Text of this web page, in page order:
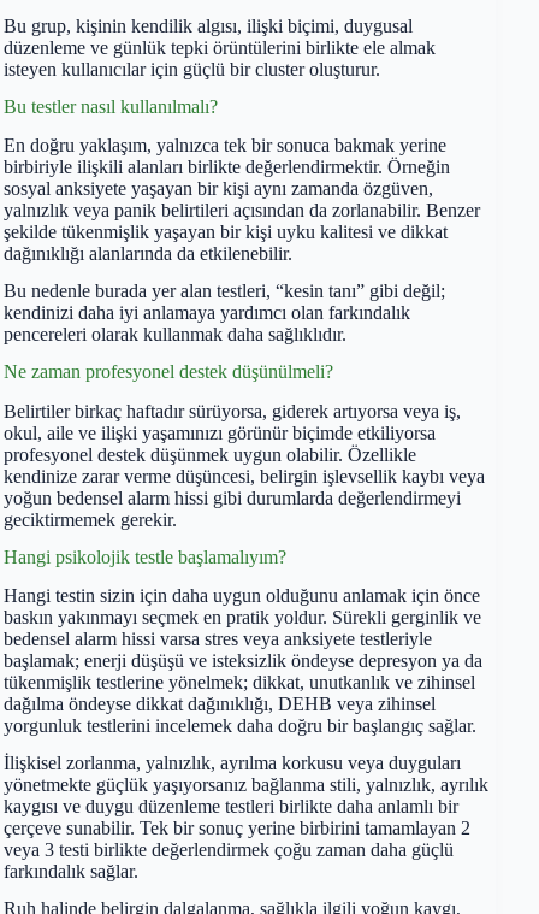
Bu grup, kişinin kendilik algısı, ilişki biçimi, duygusal
düzenleme ve günlük tepki örüntülerini birlikte ele almak
isteyen kullanıcılar için güçlü bir cluster oluşturur.
Bu testler nasıl kullanılmalı?
En doğru yaklaşım, yalnızca tek bir sonuca bakmak yerine
birbiriyle ilişkili alanları birlikte değerlendirmektir. Örneğin
sosyal anksiyete yaşayan bir kişi aynı zamanda özgüven,
yalnızlık veya panik belirtileri açısından da zorlanabilir. Benzer
şekilde tükenmişlik yaşayan bir kişi uyku kalitesi ve dikkat
dağınıklığı alanlarında da etkilenebilir.
Bu nedenle burada yer alan testleri, “kesin tanı” gibi değil;
kendinizi daha iyi anlamaya yardımcı olan farkındalık
pencereleri olarak kullanmak daha sağlıklıdır.
Ne zaman profesyonel destek düşünülmeli?
Belirtiler birkaç haftadır sürüyorsa, giderek artıyorsa veya iş,
okul, aile ve ilişki yaşamınızı görünür biçimde etkiliyorsa
profesyonel destek düşünmek uygun olabilir. Özellikle
kendinize zarar verme düşüncesi, belirgin işlevsellik kaybı veya
yoğun bedensel alarm hissi gibi durumlarda değerlendirmeyi
geciktirmemek gerekir.
Hangi psikolojik testle başlamalıyım?
Hangi testin sizin için daha uygun olduğunu anlamak için önce
baskın yakınmayı seçmek en pratik yoldur. Sürekli gerginlik ve
bedensel alarm hissi varsa stres veya anksiyete testleriyle
başlamak; enerji düşüşü ve isteksizlik öndeyse depresyon ya da
tükenmişlik testlerine yönelmek; dikkat, unutkanlık ve zihinsel
dağılma öndeyse dikkat dağınıklığı, DEHB veya zihinsel
yorgunluk testlerini incelemek daha doğru bir başlangıç sağlar.
İlişkisel zorlanma, yalnızlık, ayrılma korkusu veya duyguları
yönetmekte güçlük yaşıyorsanız bağlanma stili, yalnızlık, ayrılık
kaygısı ve duygu düzenleme testleri birlikte daha anlamlı bir
çerçeve sunabilir. Tek bir sonuç yerine birbirini tamamlayan 2
veya 3 testi birlikte değerlendirmek çoğu zaman daha güçlü
farkındalık sağlar.
Ruh halinde belirgin dalgalanma, sağlıkla ilgili yoğun kaygı,